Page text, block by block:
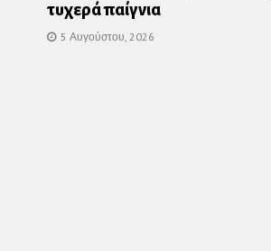
τυχερά παίγνια
5 Αυγούστου, 2026